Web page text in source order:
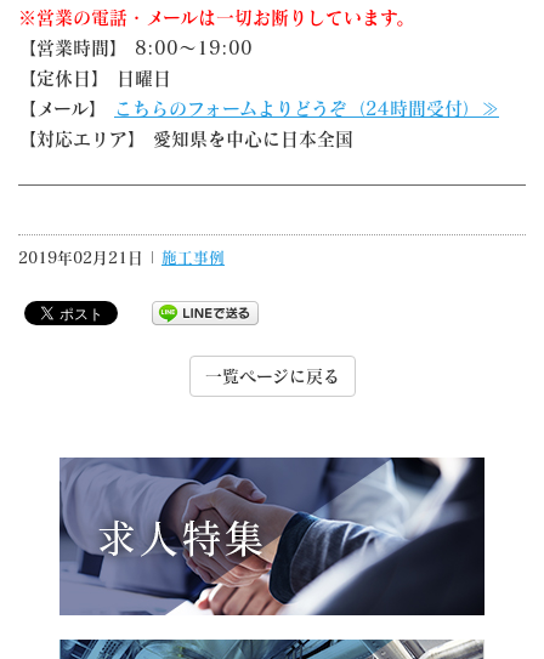
※営業の電話・メールは一切お断りしています。
【営業時間】 8:00～19:00
【定休日】 日曜日
【メール】
こちらのフォームよりどうぞ（24時間受付）≫
【対応エリア】 愛知県を中心に日本全国
2019年02月21日 | 施工事例
一覧ページに戻る